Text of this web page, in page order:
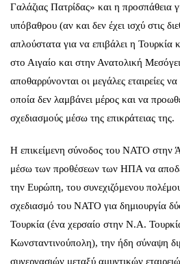
Γαλάζιας Πατρίδας» και η προσπάθεια
υπόβαθρου (αν και δεν έχει ισχύ στις
απλούστατα για να επιβάλει η Τουρκία
στο Αιγαίο και στην Ανατολική
αποθαρρύνονται οι μεγάλες εταιρείες
οποία δεν λαμβάνει μέρος και να
σχεδιασμούς μέσω της επικράτειας της.
Η επικείμενη σύνοδος του ΝΑΤΟ στην
μέσω των προθέσεων των ΗΠΑ να
την Ευρώπη, του συνεχιζόμενου
σχεδιασμό του ΝΑΤΟ για δημιουργία
Τουρκία (ένα χερσαίο στην Ν.Α.
Κωνσταντινούπολη), την ήδη σύναψη
συνεργασιών μεταξύ αμυντικών